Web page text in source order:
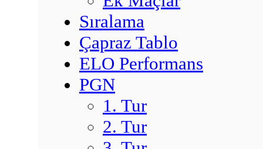
Sıralama
Çapraz Tablo
ELO Performans
PGN
1. Tur
2. Tur